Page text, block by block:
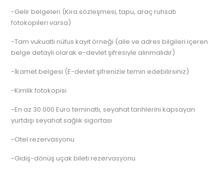
-Gelir belgeleri (Kira sözleşmesi, tapu, araç ruhsatı
fotokopileri varsa)
-Tam vukuatlı nüfus kayıt örneği (aile ve adres bilgileri içeren
belge detaylı olarak e-devlet şifresiyle alınmalıdır)
-İkamet belgesi (E-devlet şifrenizle temin edebilirsiniz)
-Kimlik fotokopisi
-En az 30.000 Euro teminatlı, seyahat tarihlerini kapsayan
yurtdışı seyahat sağlık sigortası
-Otel rezervasyonu
-Gidiş-dönüş uçak bileti rezervasyonu